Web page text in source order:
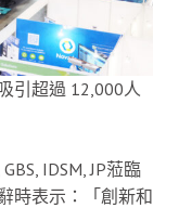
引超過 12,000人
IDSM, JP蒞臨
時表示：「創新和